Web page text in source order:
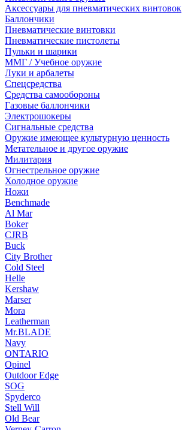
Аксессуары для пневматических винтовок
Баллончики
Пневматические винтовки
Пневматические пистолеты
Пульки и шарики
ММГ / Учебное оружие
Луки и арбалеты
Спецсредства
Средства самообороны
Газовые баллончики
Электрошокеры
Сигнальные средства
Оружие имеющее культурную ценность
Метательное и другое оружие
Милитария
Огнестрельное оружие
Холодное оружие
Ножи
Benchmade
Al Mar
Boker
CJRB
Buck
City Brother
Cold Steel
Helle
Kershaw
Marser
Mora
Leatherman
Mr.BLADE
Navy
ONTARIO
Opinel
Outdoor Edge
SOG
Spyderco
Stell Will
Old Bear